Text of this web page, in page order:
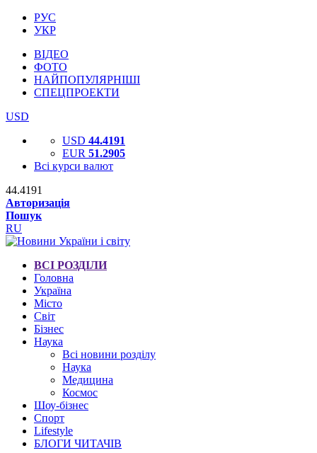
РУС
УКР
ВІДЕО
ФОТО
НАЙПОПУЛЯРНІШІ
СПЕЦПРОЕКТИ
USD
USD 44.4191
EUR 51.2905
Всі курси валют
44.4191
Авторизація
Пошук
RU
ВСІ РОЗДІЛИ
Головна
Україна
Місто
Світ
Бізнес
Наука
Всі новини розділу
Наука
Медицина
Космос
Шоу-бізнес
Спорт
Lifestyle
БЛОГИ ЧИТАЧІВ